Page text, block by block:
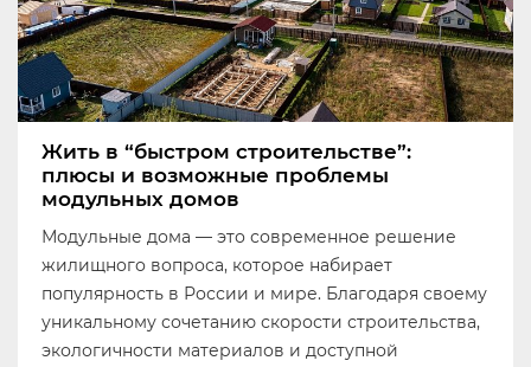
Жить в “быстром строительстве”:
плюсы и возможные проблемы
модульных домов
Модульные дома — это современное решение
жилищного вопроса, которое набирает
популярность в России и мире. Благодаря своему
уникальному сочетанию скорости строительства,
экологичности материалов и доступной